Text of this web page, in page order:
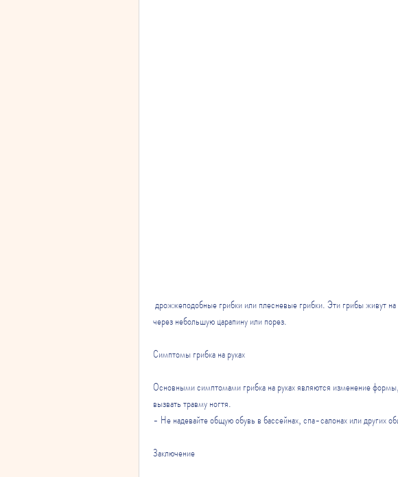
через небольшую царапину или порез.
Симптомы грибка на руках
Основными симптомами грибка на руках являются изменение
вызвать травму ногтя.
- Не надевайте общую обувь в бассейнах, спа-салонах или других
Заключение